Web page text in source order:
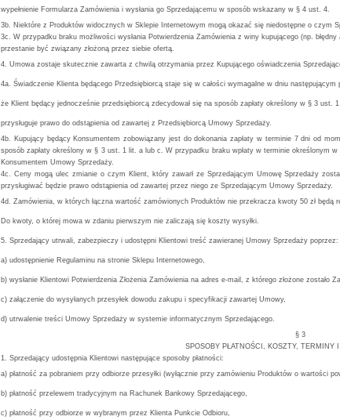
wypełnienie Formularza Zamówienia i wysłania go Sprzedającemu w sposób wskazany w § 4 ust. 4.
3b. Niektóre z Produktów widocznych w Sklepie Internetowym mogą okazać się niedostępne o czym
3c. W przypadku braku możliwości wysłania Potwierdzenia Zamówienia z winy kupującego (np.
przestanie być związany złożoną przez siebie ofertą.
4. Umowa zostaje skutecznie zawarta z chwilą otrzymania przez Kupującego oświadczenia
4a. Świadczenie Klienta będącego Przedsiębiorcą staje się w całości wymagalne w dniu
że Klient będący jednocześnie przedsiębiorcą zdecydował się na sposób zapłaty określony w § 3
przysługuje prawo do odstąpienia od zawartej z Przedsiębiorcą Umowy Sprzedaży.
4b. Kupujący będący Konsumentem zobowiązany jest do dokonania zapłaty w terminie 7 dni od
sposób zapłaty określony w § 3 ust. 1 lit. a lub c. W przypadku braku wpłaty w terminie określonym
Konsumentem Umowy Sprzedaży.
4c. Ceny mogą ulec zmianie o czym Klient, który zawarł ze Sprzedającym Umowę Sprzedaży
przysługiwać będzie prawo odstąpienia od zawartej przez niego ze Sprzedającym Umowy Sprzedaży.
4d. Zamówienia, w których łączna wartość zamówionych Produktów nie przekracza kwoty 50 zł
Do kwoty, o której mowa w zdaniu pierwszym nie zaliczają się koszty wysyłki.
5. Sprzedający utrwali, zabezpieczy i udostępni Klientowi treść zawieranej Umowy Sprzedaży poprzez:
a) udostępnienie Regulaminu na stronie Sklepu Internetowego,
b) wysłanie Klientowi Potwierdzenia Złożenia Zamówienia na adres e-mail, z którego złożone zostało
c) załączenie do wysyłanych przesyłek dowodu zakupu i specyfikacji zawartej Umowy,
d) utrwalenie treści Umowy Sprzedaży w systemie informatycznym Sprzedającego.
§ 3
SPOSOBY PŁATNOŚCI, KOSZTY, TERMINY
1. Sprzedający udostępnia Klientowi następujące sposoby płatności:
a) płatność za pobraniem przy odbiorze przesyłki (wyłącznie przy zamówieniu Produktów o wartości
b) płatność przelewem tradycyjnym na Rachunek Bankowy Sprzedającego,
c) płatność przy odbiorze w wybranym przez Klienta Punkcie Odbioru,